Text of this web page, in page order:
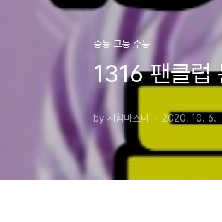
중등 고등 수능
1316 팬클럽
by 시험마스터 2020. 10. 6.